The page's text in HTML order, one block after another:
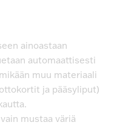
ainoastaan
automaattisesti
muu materiaali
ja pääsyliput)
mustaa väriä